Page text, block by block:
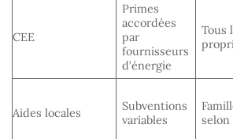
CEE
Primes
accordées
par
fournisseurs
d’énergie
Tous
Aides locales
Subventions
variables